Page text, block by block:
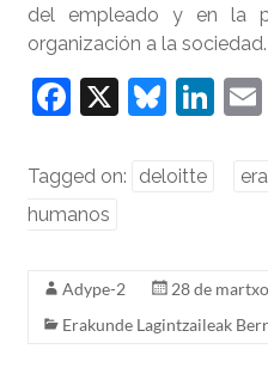
del empleado y en la
organización a la sociedad.
F
c
e
o
o
X
Bl
e
Li
n
Tagged on: deloitte
humanos
Adype-2
28 de
Erakunde Lagintzaileak